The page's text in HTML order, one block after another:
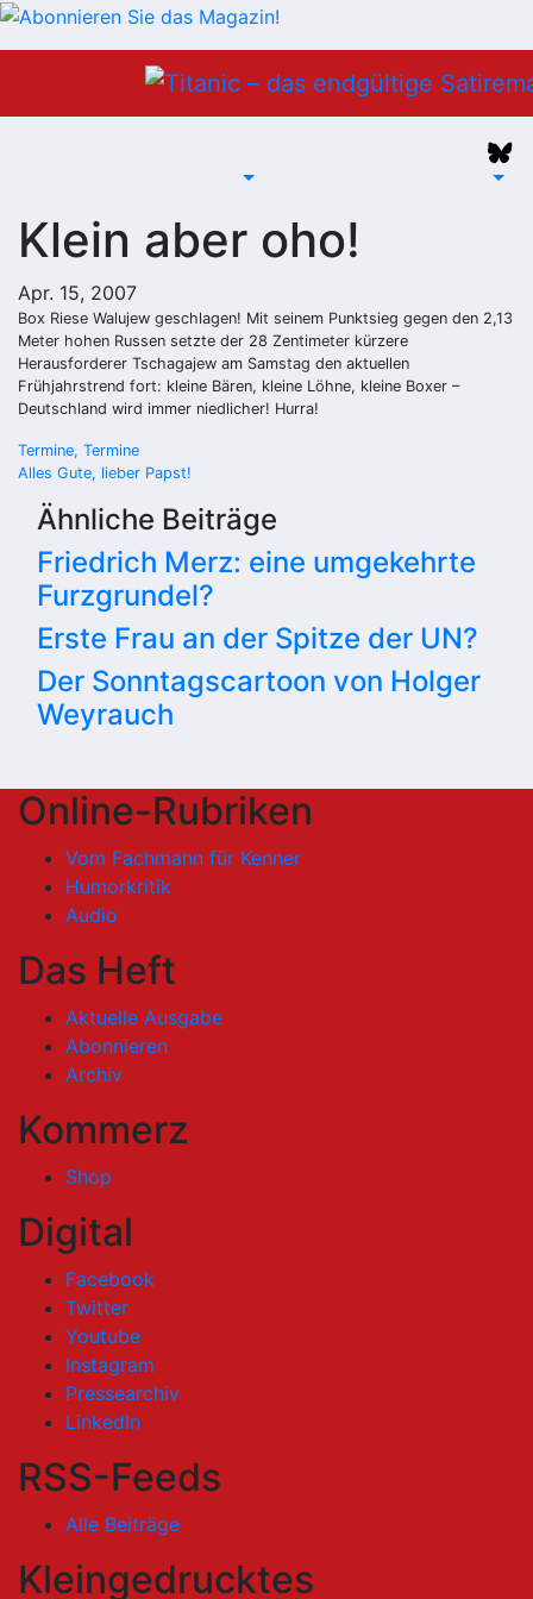
Klein aber oho!
Apr. 15, 2007
Box Riese Walujew geschlagen! Mit seinem Punktsieg gegen den 2,13
Meter hohen Russen setzte der 28 Zentimeter kürzere
Herausforderer Tschagajew am Samstag den aktuellen
Frühjahrstrend fort: kleine Bären, kleine Löhne, kleine Boxer –
Deutschland wird immer niedlicher! Hurra!
Beitragsnavigation
Termine, Termine
Alles Gute, lieber Papst!
Ähnliche Beiträge
Friedrich Merz: eine umgekehrte
Furzgrundel?
Erste Frau an der Spitze der UN?
Der Sonntagscartoon von Holger
Weyrauch
Online-Rubriken
Vom Fachmann für Kenner
Humorkritik
Audio
Das Heft
Aktuelle Ausgabe
Abonnieren
Archiv
Kommerz
Shop
Digital
Facebook
Twitter
Youtube
Instagram
Pressearchiv
LinkedIn
RSS-Feeds
Alle Beiträge
Kleingedrucktes